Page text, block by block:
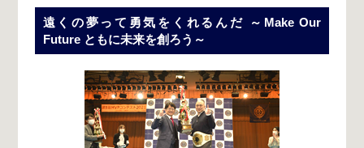
遠くの夢って勇気をくれるんだ
～Make Our
Future ともに未来を創ろう～